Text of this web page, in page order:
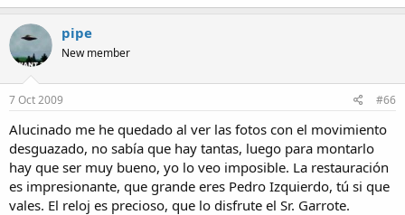
pipe
New member
7 Oct 2009 #66
Alucinado me he quedado al ver las fotos con el movimiento
desguazado, no sabía que hay tantas, luego para montarlo
hay que ser muy bueno, yo lo veo imposible. La restauración
es impresionante, que grande eres Pedro Izquierdo, tú si que
vales. El reloj es precioso, que lo disfrute el Sr. Garrote.